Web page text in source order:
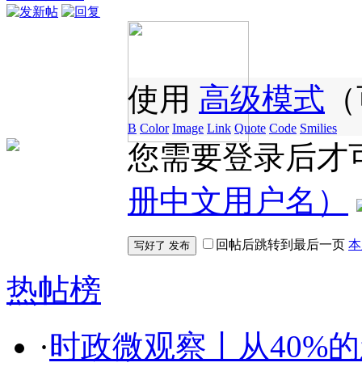
使用 高级模式
B Color Image Link Quote Code Smilies
您需要登录后
册中文用户名）
回帖后跳转到最后一页
热帖榜
·时政微观察丨从40%